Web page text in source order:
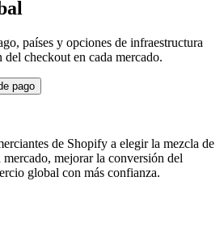
países y opciones de infraestructura
checkout en cada mercado.
pago
de Shopify a elegir la mezcla de
mercado, mejorar la conversión del
global con más confianza.